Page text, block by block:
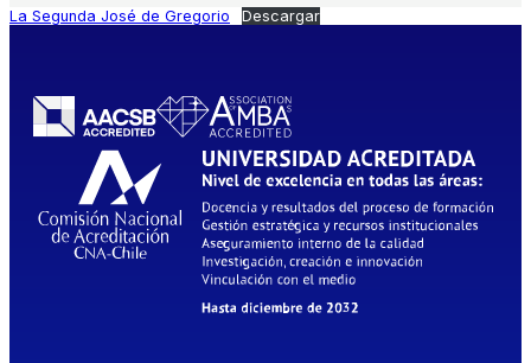
La Segunda José de Gregorio Descargar